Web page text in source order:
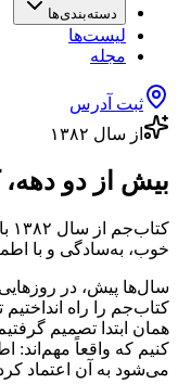
دسته‌بندی‌ها
لیست‌ها
مجله
ثبت آدرس
از سال ۱۳۸۲
بیش از دو دهه،
خوب، به‌سادگی و با
سال‌ها پیش، در روزهایی
کتاب‌جم را راه
همان ابتدا تصمیم
کنیم که واقعاً
می‌شود به آن اعتماد